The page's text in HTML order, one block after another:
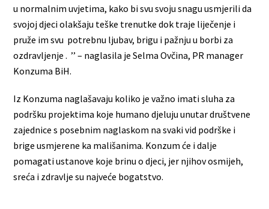
u normalnim uvjetima, kako bi svu svoju snagu usmjerili da
svojoj djeci olakšaju teške trenutke dok traje liječenje i
pruže im svu potrebnu ljubav, brigu i pažnju u borbi za
ozdravljenje . ’’ – naglasila je Selma Ovčina, PR manager
Konzuma BiH.
Iz Konzuma naglašavaju koliko je važno imati sluha za
podršku projektima koje humano djeluju unutar društvene
zajednice s posebnim naglaskom na svaki vid podrške i
brige usmjerene ka mališanima. Konzum će i dalje
pomagati ustanove koje brinu o djeci, jer njihov osmijeh,
sreća i zdravlje su najveće bogatstvo.